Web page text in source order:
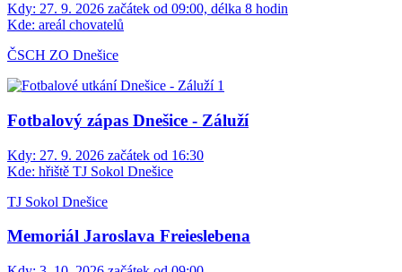
Kdy: 27. 9. 2026 začátek od 09:00, délka 8 hodin
Kde: areál chovatelů
ČSCH ZO Dnešice
Fotbalový zápas Dnešice - Záluží
Kdy: 27. 9. 2026 začátek od 16:30
Kde: hřiště TJ Sokol Dnešice
TJ Sokol Dnešice
Memoriál Jaroslava Freieslebena